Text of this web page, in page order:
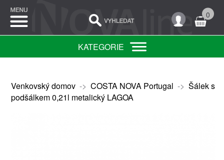
0
KATEGORIE
Venkovský domov-> COSTA NOVA Portugal -> Šálek s
podšálkem 0,21l metalický LAGOA